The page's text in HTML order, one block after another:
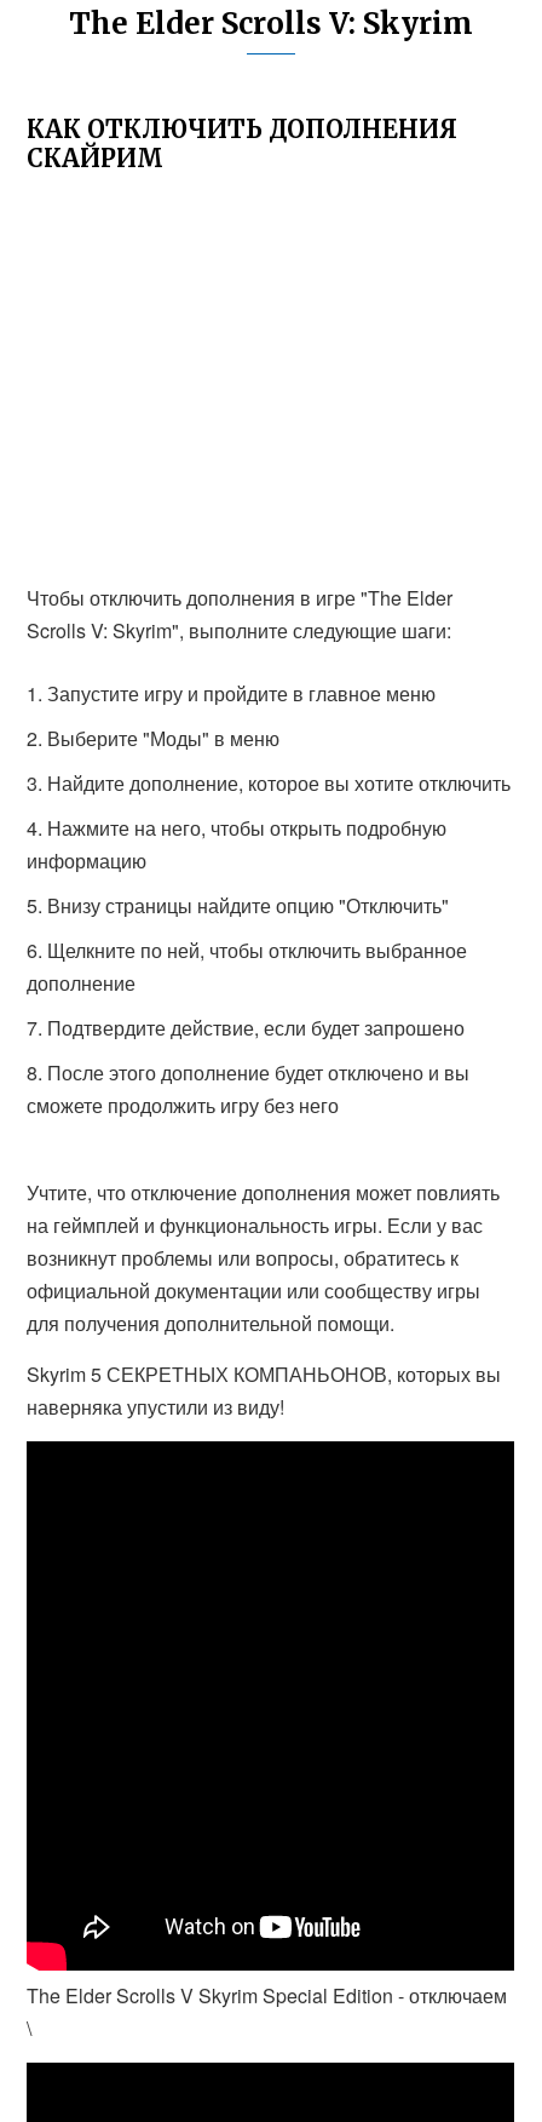
The Elder Scrolls V: Skyrim
КАК ОТКЛЮЧИТЬ ДОПОЛНЕНИЯ
СКАЙРИМ
Чтобы отключить дополнения в игре "The Elder
Scrolls V: Skyrim", выполните следующие шаги:
Запустите игру и пройдите в главное меню
Выберите "Моды" в меню
Найдите дополнение, которое вы хотите отключить
Нажмите на него, чтобы открыть подробную
информацию
Внизу страницы найдите опцию "Отключить"
Щелкните по ней, чтобы отключить выбранное
дополнение
Подтвердите действие, если будет запрошено
После этого дополнение будет отключено и вы
сможете продолжить игру без него
Учтите, что отключение дополнения может повлиять
на геймплей и функциональность игры. Если у вас
возникнут проблемы или вопросы, обратитесь к
официальной документации или сообществу игры
для получения дополнительной помощи.
Skyrim 5 СЕКРЕТНЫХ КОМПАНЬОНОВ, которых вы
наверняка упустили из виду!
The Elder Scrolls V Skyrim Special Edition - отключаем
\